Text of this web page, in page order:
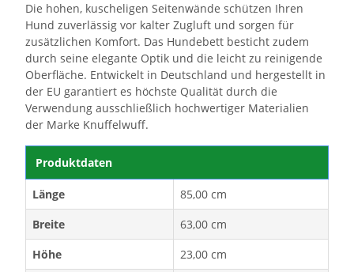
Die hohen, kuscheligen Seitenwände schützen Ihren
Hund zuverlässig vor kalter Zugluft und sorgen für
zusätzlichen Komfort. Das Hundebett besticht zudem
durch seine elegante Optik und die leicht zu reinigende
Oberfläche. Entwickelt in Deutschland und hergestellt in
der EU garantiert es höchste Qualität durch die
Verwendung ausschließlich hochwertiger Materialien
der Marke Knuffelwuff.
Produktdaten
Länge
85,00 cm
Breite
63,00 cm
Höhe
23,00 cm